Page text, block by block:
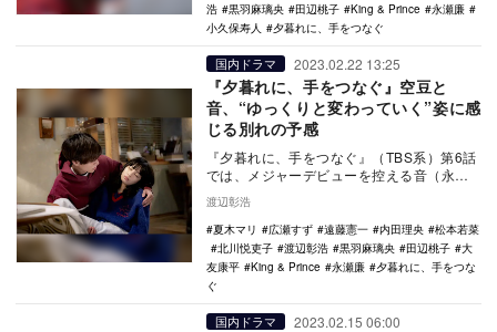
浩
黒羽麻璃央 田辺桃子 King & Prince
永瀬廉
小久保寿人
夕暮れに、手をつなぐ
国内ドラマ 2023.02.22 13:25
『夕暮れに、手をつなぐ』空豆と
音、“ゆっくりと変わっていく”姿に感
じる別れの予感
『夕暮れに、手をつなぐ』（TBS系）第6話
では、メジャーデビューを控える音（永瀬
廉）が組むユニットのボーカリストが見つ
かる。それ…
渡辺彰浩
夏木マリ
広瀬すず 遠藤憲一 内田理央
松本若菜
北川悦吏子
渡辺彰浩 黒羽麻璃央 田辺桃子
大
友康平
King & Prince 永瀬廉
夕暮れに、手をつな
ぐ
国内ドラマ 2023.02.15 06:00